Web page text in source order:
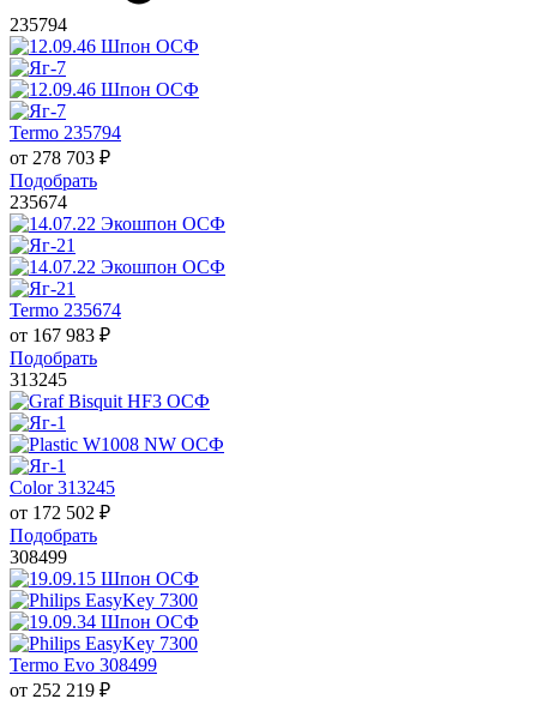
235794
Termo 235794
от 278 703 ₽
Подобрать
235674
Termo 235674
от 167 983 ₽
Подобрать
313245
Color 313245
от 172 502 ₽
Подобрать
308499
Termo Evo 308499
от 252 219 ₽